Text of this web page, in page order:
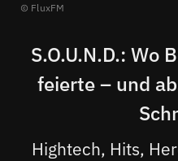
FluxFM
S.O.U.N.D.: Wo
feierte – und
Hightech, Hits,